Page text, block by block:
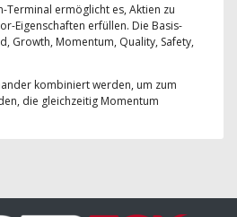
Terminal ermöglicht es, Aktien zu
Eigenschaften erfüllen. Die Basis-
Growth, Momentum, Quality, Safety,
kombiniert werden, um zum
die gleichzeitig Momentum